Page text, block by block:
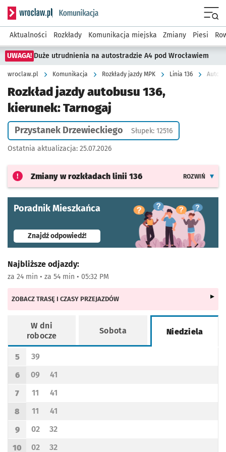
Serwis informacyjny wroclaw.pl podserwis: Komunikacja
Aktualności Rozkłady Komunikacja miejska Zmiany Piesi
UWAGA! Duże utrudnienia na autostradzie A4 pod Wrocławiem
wroclaw.pl Komunikacja Rozkłady jazdy MPK Linia 136
Rozkład jazdy autobusu 136,
kierunek: Tarnogaj
Przystanek Drzewieckiego Słupek: 12516
Ostatnia aktualizacja: 25.07.2026
Zmiany w rozkładach linii 136 ROZWIŃ
Poradnik Mieszkańca
Znajdź odpowiedź!- otworzy się w nowej karcie
Najbliższe odjazdy:
za 24 min • za 54 min • 05:32 PM
ZOBACZ TRASĘ I CZASY PRZEJAZDÓW
W dni
robocze
Sobota Niedziela
Rozkład jazdy -
Godzina odjazdu
5
Odjazd
39
minut po godzinie 5
Godzina odjazdu
6
Odjazd
09
minut po godzinie 6
Odjazd
41
minut po godzinie 6
Godzina odjazdu
7
Odjazd
11
minut po godzinie 7
Odjazd
41
minut po godzinie 7
Godzina odjazdu
8
Odjazd
11
minut po godzinie 8
Odjazd
41
minut po godzinie 8
Godzina odjazdu
9
Odjazd
02
minut po godzinie 9
Odjazd
32
minut po godzinie 9
10 02 32